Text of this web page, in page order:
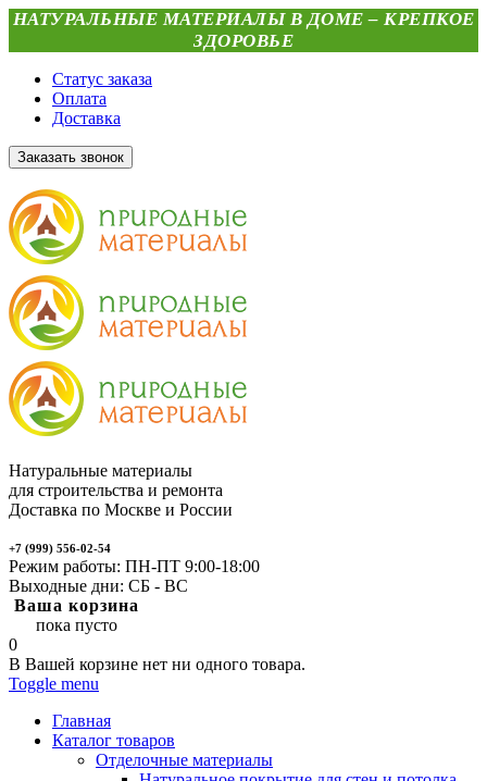
НАТУРАЛЬНЫЕ МАТЕРИАЛЫ В ДОМЕ – КРЕПКОЕ
ЗДОРОВЬЕ
Статус заказа
Оплата
Доставка
Заказать звонок
Натуральные материалы
для строительства и ремонта
Доставка по Москве и России
+7 (999) 556-02-54
Режим работы: ПН-ПТ 9:00-18:00
Выходные дни: СБ - ВС
Ваша корзина
пока пусто
0
В Вашей корзине нет ни одного товара.
Toggle menu
Главная
Каталог товаров
Отделочные материалы